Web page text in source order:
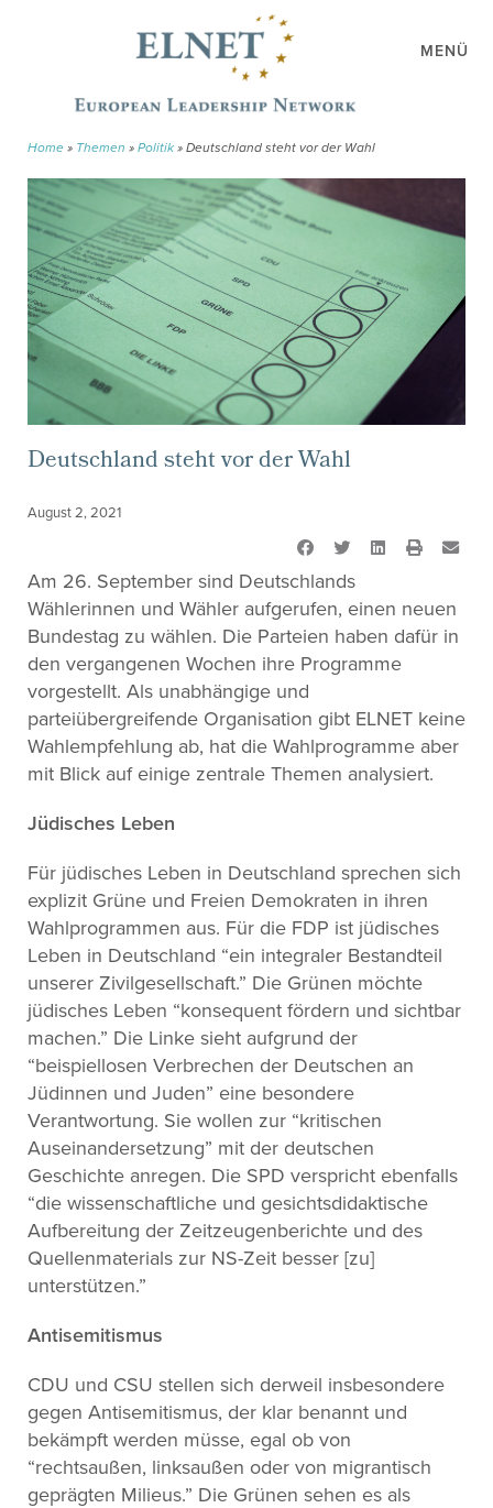
MENÜ
Home » Themen » Politik» Deutschland steht vor der Wahl
Deutschland steht vor der Wahl
August 2, 2021
Am 26. September sind Deutschlands
Wählerinnen und Wähler aufgerufen, einen neuen
Bundestag zu wählen. Die Parteien haben dafür in
den vergangenen Wochen ihre Programme
vorgestellt. Als unabhängige und
parteiübergreifende Organisation gibt ELNET keine
Wahlempfehlung ab, hat die Wahlprogramme aber
mit Blick auf einige zentrale Themen analysiert.
Jüdisches Leben
Für jüdisches Leben in Deutschland sprechen sich
explizit Grüne und Freien Demokraten in ihren
Wahlprogrammen aus. Für die FDP ist jüdisches
Leben in Deutschland “ein integraler Bestandteil
unserer Zivilgesellschaft.” Die Grünen möchte
jüdisches Leben “konsequent fördern und sichtbar
machen.” Die Linke sieht aufgrund der
“beispiellosen Verbrechen der Deutschen an
Jüdinnen und Juden” eine besondere
Verantwortung. Sie wollen zur “kritischen
Auseinandersetzung” mit der deutschen
Geschichte anregen. Die SPD verspricht ebenfalls
“die wissenschaftliche und gesichtsdidaktische
Aufbereitung der Zeitzeugenberichte und des
Quellenmaterials zur NS-Zeit besser [zu]
unterstützen.”
Antisemitismus
CDU und CSU stellen sich derweil insbesondere
gegen Antisemitismus, der klar benannt und
bekämpft werden müsse, egal ob von
“rechtsaußen, linksaußen oder von migrantisch
geprägten Milieus.” Die Grünen sehen es als